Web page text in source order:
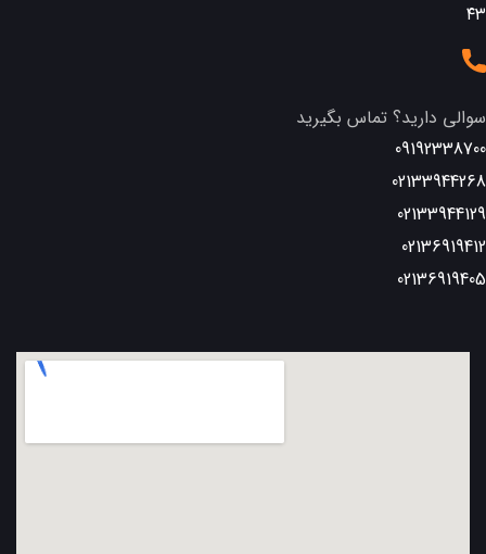
٤٣
سوالی دارید؟ تماس بگیرید
09192338700
02133944268
02133944129
02136919412
02136919405